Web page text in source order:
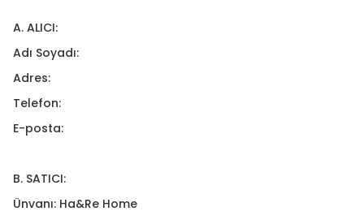
A. ALICI:
Adı Soyadı:
Adres:
Telefon:
E-posta:
B. SATICI:
Ünvanı: Ha&Re Home